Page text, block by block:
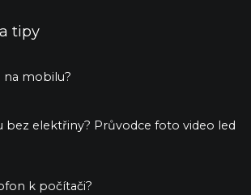
tipy
na mobilu?
bez elektřiny? Průvodce foto video led
k počítači?